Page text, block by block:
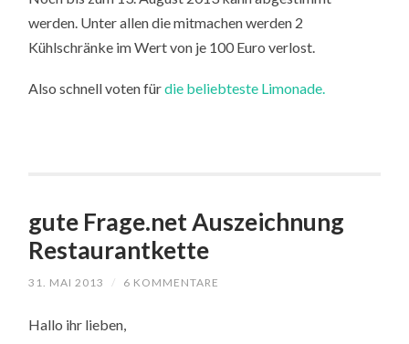
werden. Unter allen die mitmachen werden 2
Kühlschränke im Wert von je 100 Euro verlost.
Also schnell voten fürdie beliebteste Limonade.
gute Frage.net Auszeichnung
Restaurantkette
31. MAI 2013 / 6 KOMMENTARE
Hallo ihr lieben,